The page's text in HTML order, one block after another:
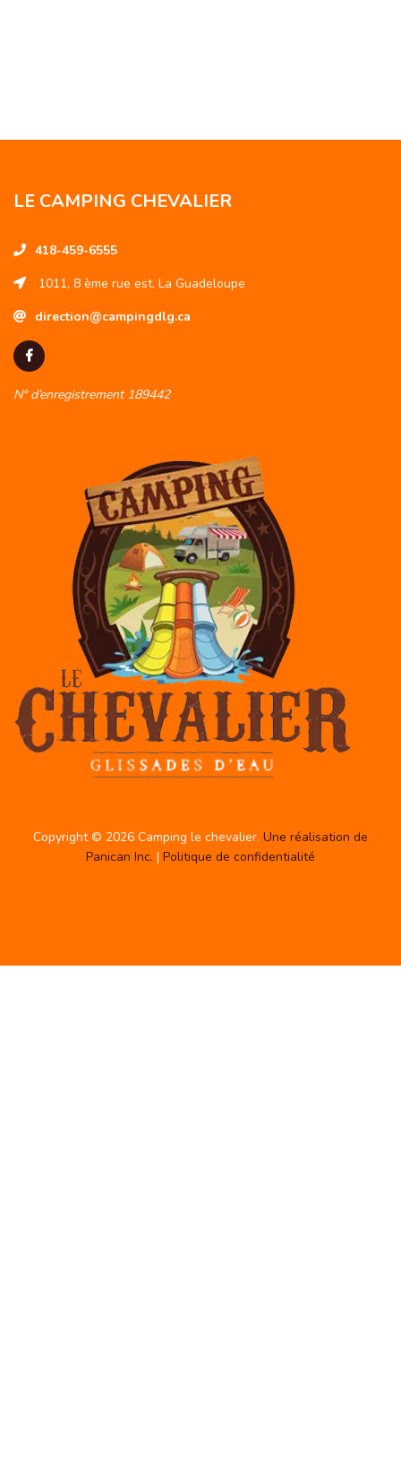
LE CAMPING CHEVALIER
418-459-6555
1011, 8 ème rue est, La Guadeloupe
direction@campingdlg.ca
N° d’enregistrement 189442
Copyright © 2026 Camping le chevalier. Une réalisation de
Panican Inc. | Politique de confidentialité